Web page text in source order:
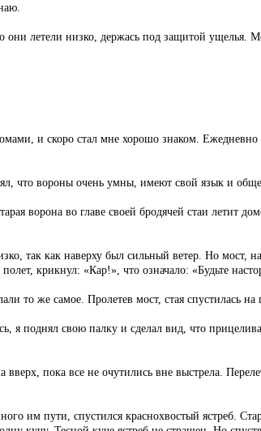
летели низко, держась под защитой ущелья.
и скоро стал мне хорошо знаком.
вороны очень умны, имеют свой язык и
ворона во главе своей бродячей стаи летит
как наверху был сильный ветер. Но мост,
крикнул: «Кар!», что означало: «Будьте
то же самое. Пролетев мост, стая спустилась на
поднял свою палку и сделал вид, что
пока все не очутились вне выстрела.
им пути, спустился краснохвостый ястреб.